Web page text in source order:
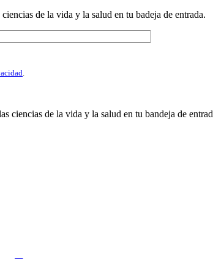
de la vida y la salud en tu badeja de entrada.
.
ciencias de la vida y la salud en tu bandeja de